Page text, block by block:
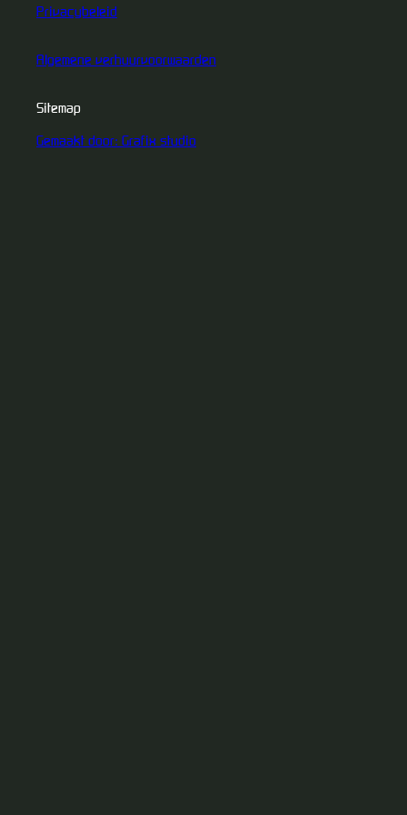
Privacybeleid
Algemene verhuurvoorwaarden
Sitemap
Gemaakt door: Grafix studio